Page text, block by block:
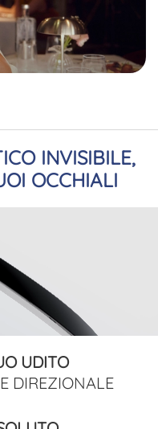
INVISIBILE,
OCCHIALI
UDITO
DIREZIONALE